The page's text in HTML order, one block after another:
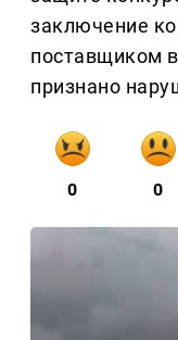
заключение
поставщиком
признано
0 0